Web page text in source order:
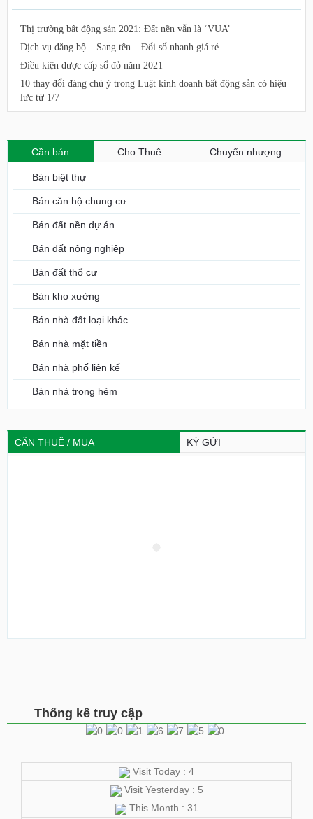
Thị trường bất động sản 2021: Đất nền vẫn là ‘VUA’
Dịch vụ đăng bộ – Sang tên – Đổi sổ nhanh giá rẻ
Điều kiện được cấp sổ đỏ năm 2021
10 thay đổi đáng chú ý trong Luật kinh doanh bất động sản có hiệu
lực từ 1/7
Cần bán Cho Thuê Chuyển nhượng
Bán biệt thự
Bán căn hộ chung cư
Bán đất nền dự án
Bán đất nông nghiệp
Bán đất thổ cư
Bán kho xưởng
Bán nhà đất loại khác
Bán nhà mặt tiền
Bán nhà phố liên kế
Bán nhà trong hẻm
CẦN THUÊ / MUA KÝ GỬI
Thống kê truy cập
Visit Today : 4
Visit Yesterday : 5
This Month : 31